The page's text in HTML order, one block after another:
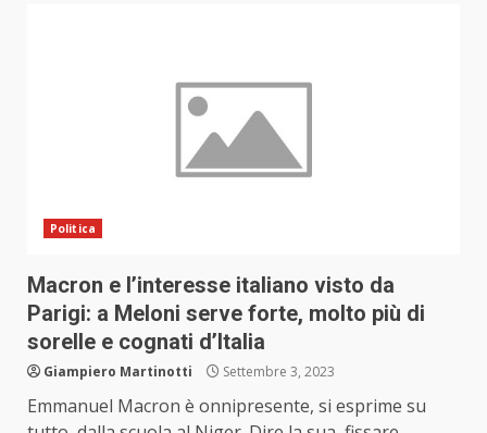
Politica
Macron e l’interesse italiano visto da
Parigi: a Meloni serve forte, molto più di
sorelle e cognati d’Italia
Giampiero Martinotti Settembre 3, 2023
Emmanuel Macron è onnipresente, si esprime su